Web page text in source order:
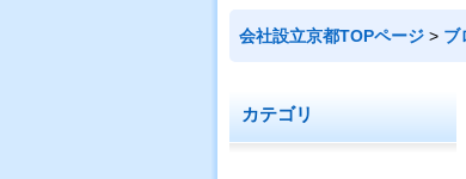
会社設立京都TOPページ > ブ
カテゴリ